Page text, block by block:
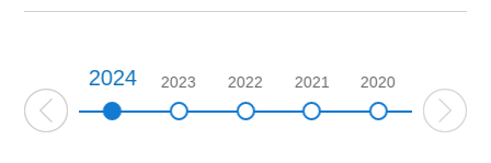
2024 2023 2022 2021 2020